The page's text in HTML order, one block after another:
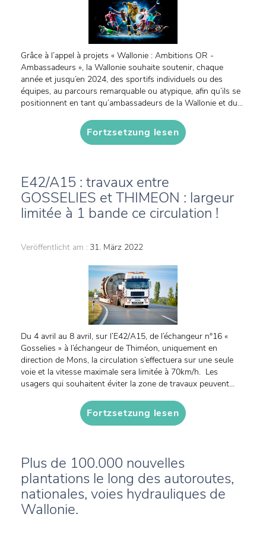
Grâce à l’appel à projets « Wallonie : Ambitions OR -
Ambassadeurs », la Wallonie souhaite soutenir, chaque
année et jusqu’en 2024, des sportifs individuels ou des
équipes, au parcours remarquable ou atypique, afin qu’ils se
positionnent en tant qu’ambassadeurs de la Wallonie et du...
Fortzsetzung lesen
E42/A15 : travaux entre
GOSSELIES et THIMEON : largeur
limitée à 1 bande ce circulation !
Veröffentlicht am : 31. März 2022
Du 4 avril au 8 avril, sur l’E42/A15, de l’échangeur n°16 «
Gosselies » à l’échangeur de Thiméon, uniquement en
direction de Mons, la circulation s’effectuera sur une seule
voie et la vitesse maximale sera limitée à 70km/h. Les
usagers qui souhaitent éviter la zone de travaux peuvent...
Fortzsetzung lesen
Plus de 100.000 nouvelles
plantations le long des autoroutes,
nationales, voies hydrauliques de
Wallonie.